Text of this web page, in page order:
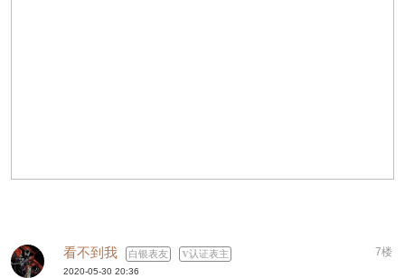
看不到我 白银表友 认证表主 7楼
2020-05-30 20:36